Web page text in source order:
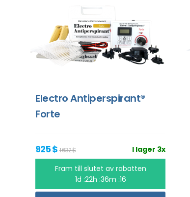
Electro Antiperspirant®
Forte
I lager 3x
925 $1 632 $
Fram till slutet av rabatten
1d :22h :36m :16